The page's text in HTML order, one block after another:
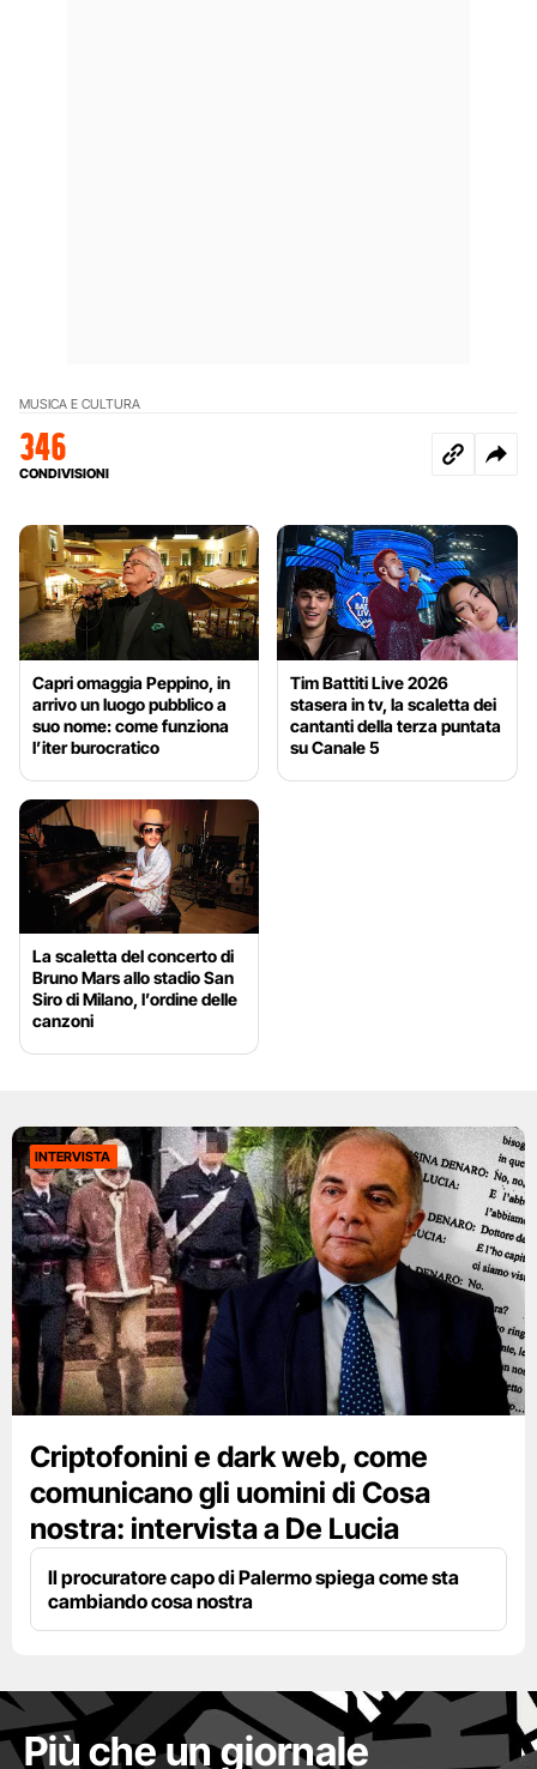
MUSICA E CULTURA
346
CONDIVISIONI
Capri omaggia Peppino, in
arrivo un luogo pubblico a
suo nome: come funziona
l’iter burocratico
Tim Battiti Live 2026
stasera in tv, la scaletta dei
cantanti della terza puntata
su Canale 5
La scaletta del concerto di
Bruno Mars allo stadio San
Siro di Milano, l’ordine delle
canzoni
INTERVISTA
Criptofonini e dark web, come
comunicano gli uomini di Cosa
nostra: intervista a De Lucia
Il procuratore capo di Palermo spiega come sta
cambiando cosa nostra
Più che un giornale